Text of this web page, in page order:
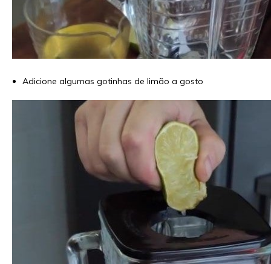
Adicione algumas gotinhas de limão a gosto